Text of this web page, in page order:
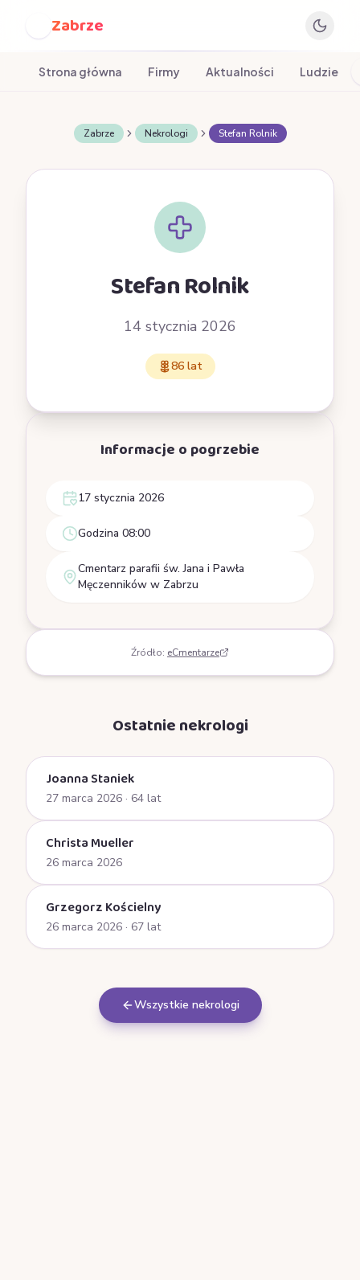
Zabrze
Strona główna Firmy Aktualności Ludzie
Zabrze Nekrologi Stefan Rolnik
Stefan Rolnik
14 stycznia 2026
86 lat
Informacje o pogrzebie
17 stycznia 2026
Godzina 08:00
Cmentarz parafii św. Jana i Pawła
Męczenników w Zabrzu
Źródło: eCmentarze
Ostatnie nekrologi
Joanna Staniek
27 marca 2026 · 64 lat
Christa Mueller
26 marca 2026
Grzegorz Kościelny
26 marca 2026 · 67 lat
Wszystkie nekrologi